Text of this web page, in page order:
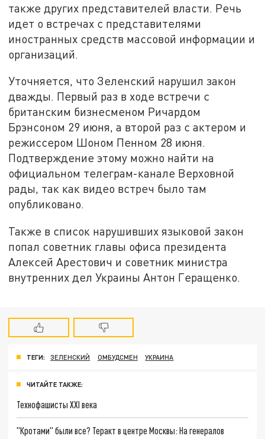
также других представителей власти. Речь
идет о встречах с представителями
иностранных средств массовой информации и
организаций.
Уточняется, что Зеленский нарушил закон
дважды. Первый раз в ходе встречи с
британским бизнесменом Ричардом
Брэнсоном 29 июня, а второй раз с актером и
режиссером Шоном Пенном 28 июня.
Подтверждение этому можно найти на
официальном телеграм-канале Верховной
рады, так как видео встреч было там
опубликовано.
Также в список нарушивших языковой закон
попал советник главы офиса президента
Алексей Арестович и советник министра
внутренних дел Украины Антон Геращенко.
ТЕГИ: ЗЕЛЕНСКИЙ ОМБУДСМЕН УКРАИНА
ЧИТАЙТЕ ТАКЖЕ:
Технофашисты XXI века
"Кротами" были все? Теракт в центре Москвы: На генералов